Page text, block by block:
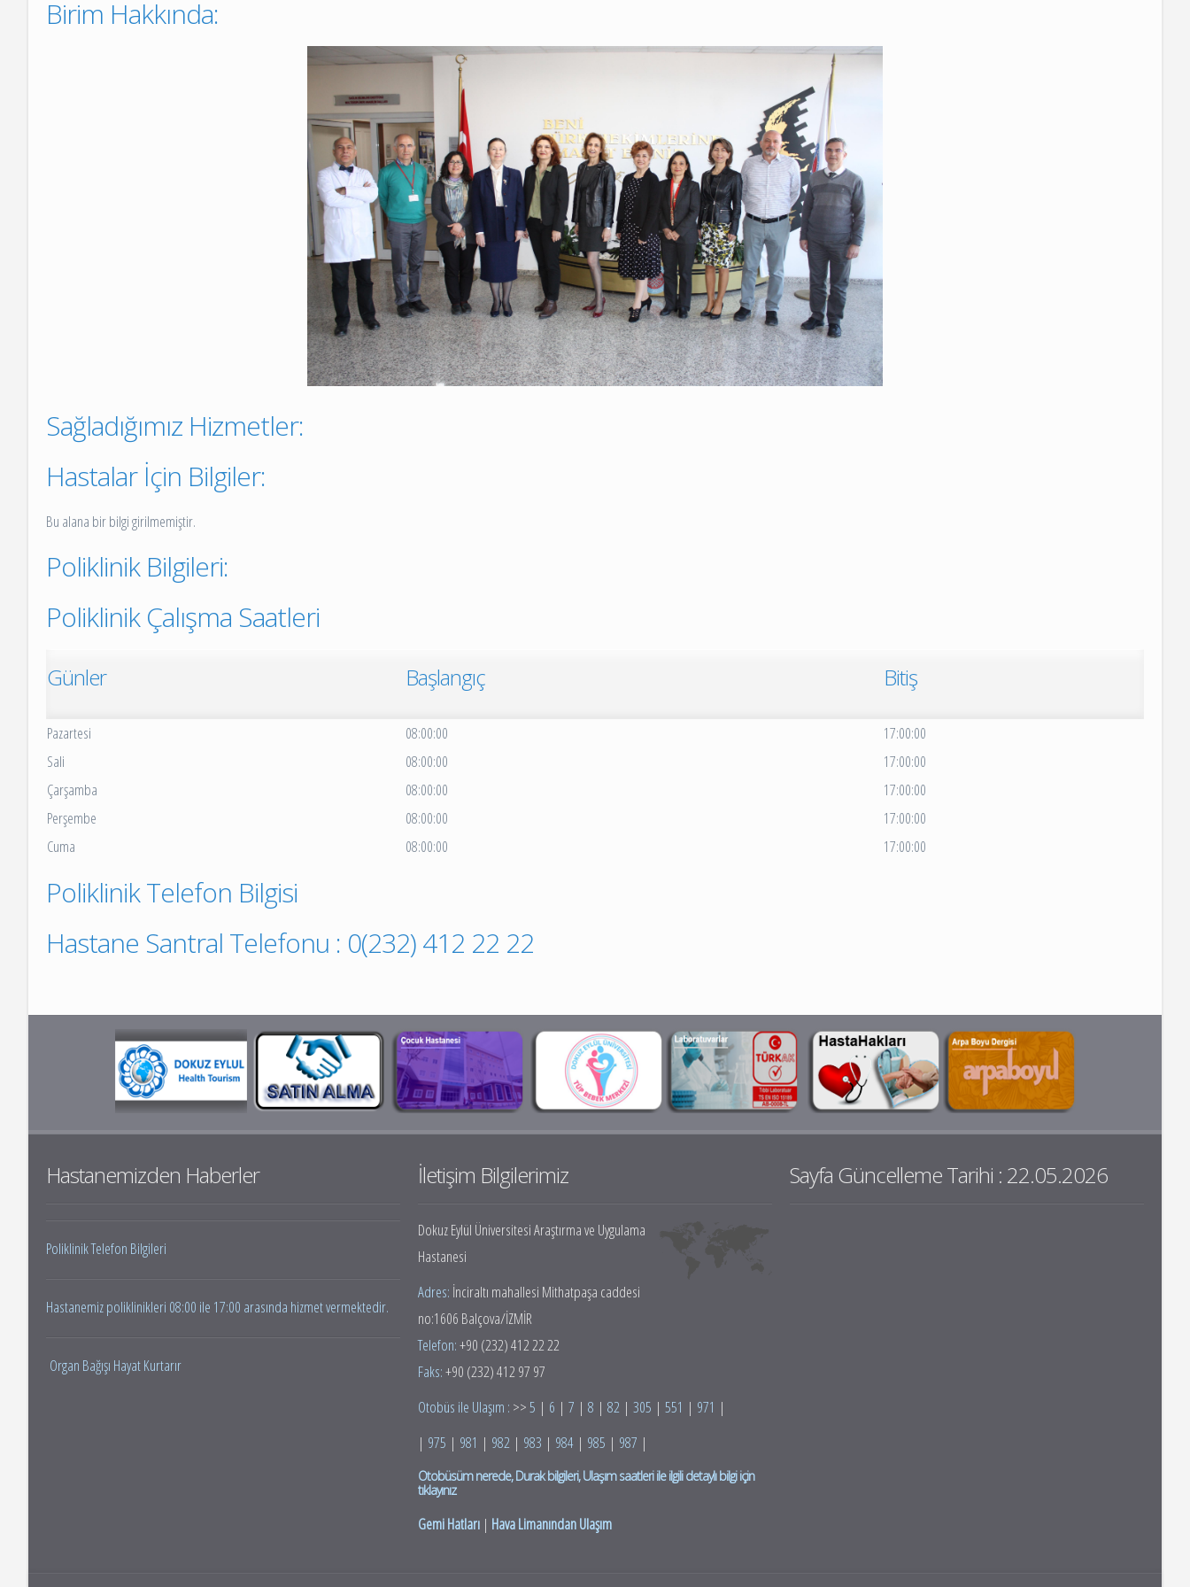
Hemşirelik Hizmetleri
İşyeri Sağlık ve Güvenlik Birimi
Tıbbi Estetik ve Kozmetoloji
İş ve Meslek Hastalıkları Birimi
Kardiyoloji Aritmi Merkezi
Uyku Bozuklukları ve Epilepsi
Klinik Araştırmalar
Koordinasyon Birimi
Fizik Tedavi ve Rehabilitasyon
Geriatri
İç Hastalıkları
Kadın Genital Sistem Kanserleri
Tarama Polikliniği
Nükleer Tıp
Üroloji
Tüm Bölümleri Listele
Birim Hakkında:
Sağladığımız Hizmetler:
Hastalar İçin Bilgiler:
Bu alana bir bilgi girilmemiştir.
Poliklinik Bilgileri:
Poliklinik Çalışma Saatleri
Günler Başlangıç Bitiş
Pazartesi 08:00:00
17:00:00
Sali
08:00:00
17:00:00
Çarşamba
08:00:00
17:00:00
Perşembe
08:00:00
17:00:00
Cuma
08:00:00 17:00:00
Poliklinik Telefon Bilgisi
Hastane Santral Telefonu : 0(232) 412 22 22
Hastanemizden Haberler
Poliklinik Telefon Bilgileri
Hastanemiz poliklinikleri 08:00 ile 17:00 arasında hizmet vermektedir.
Organ Bağışı Hayat Kurtarır
İletişim Bilgilerimiz
Dokuz Eylül Üniversitesi Araştırma ve Uygulama
Hastanesi
Adres: İnciraltı mahallesi Mithatpaşa caddesi
no:1606 Balçova/İZMİR
Telefon:+90 (232) 412 22 22
Faks:+90 (232) 412 97 97
Otobüs ile Ulaşım : >>5 | 6 | 7 | 8 | 82 | 305 | 551 | 971 |
| 975 | 981 | 982 | 983 | 984| 985 | 987 |
Otobüsüm nerede, Durak bilgileri, Ulaşım saatleri ile ilgili detaylı bilgi için
tıklayınız
Gemi Hatları| Hava Limanından Ulaşım
Sayfa Güncelleme Tarihi : 22.05.2026